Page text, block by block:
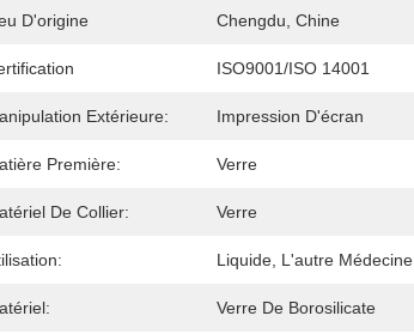
D'origine Chengdu, Chine
ISO9001/ISO 14001
Extérieure: Impression D'écran
Première: Verre
De Collier: Verre
Liquide, L'autre Médecine
Verre De Borosilicate